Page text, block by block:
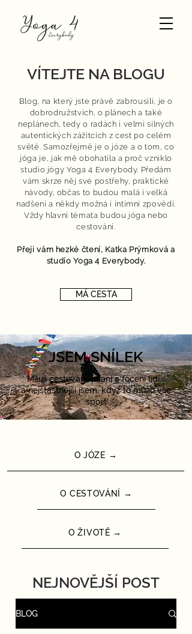
VÍTEJTE NA BLOGU
Blog, na který jste právě zabrousili, je o
dobrodružstvích, o plánech a také
neplánech, tedy o radách i velmi silných
autentických zážitcích z cest po celém
světě. Samozřejmě je o józe a o tom, co
jóga je, jak mě obohatila a proč vzniklo
studio jógy Yoga 4 Everybody. Předám
vám skrze něj své postřehy, praktické
návody, občas to budou malá i velká
nadšení a někdy možná i intimní zpovědi.
Vždy hlavní témata budou jóga nebo
cestování.
Přeji vám hezké čtení, Katka Prýmková a
studio Yoga 4 Everybody.
MÁ CESTA
JSEM SNÍLEK
Miluji cestování, psaní a focení lidí...
a nejšťastnější jsem, když to můžu vše
spojit
O JÓZE →
O CESTOVÁNÍ →
O ŽIVOTĚ →
NEJNOVĚJŠÍ POST
BLOG